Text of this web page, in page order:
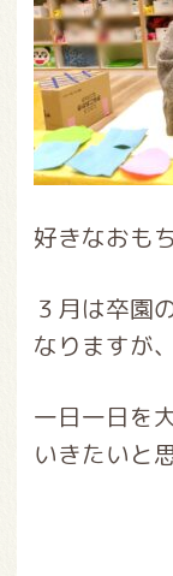
好きなおも
３月は卒園
なりますが、
一日一日を
いきたいと